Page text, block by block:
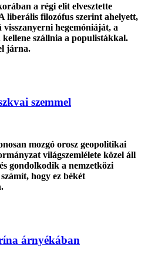
a régi elit elvesztette
liberális filozófus szerint ahelyett,
hegemóniáját, a
szállnia a populistákkal.
járna.
szemmel
mozgó orosz geopolitikai
világszemlélete közel áll
gondolkodik a nemzetközi
hogy ez békét
árnyékában